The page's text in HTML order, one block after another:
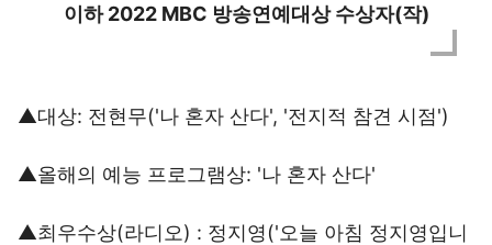
이하 2022 MBC 방송연예대상 수상자(작)
▲대상: 전현무('나 혼자 산다', '전지적 참견 시점')
▲올해의 예능 프로그램상: '나 혼자 산다'
▲최우수상(라디오) : 정지영('오늘 아침 정지영입니